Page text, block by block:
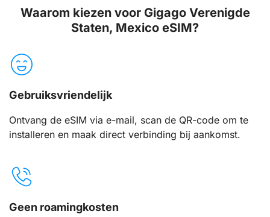
Waarom kiezen voor Gigago Verenigde
Staten, Mexico eSIM?
Gebruiksvriendelijk
Ontvang de eSIM via e-mail, scan de QR-code om te
installeren en maak direct verbinding bij aankomst.
Geen roamingkosten